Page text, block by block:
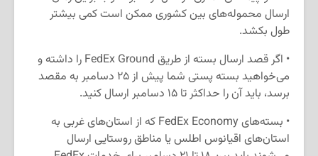
ارسال محموله‌های بین کشوری ممکن است کمی بیشتر
طول بکشد.
• اگر قصد ارسال بسته از طریق FedEx Ground را داشته و
می‌خواهید بسته پستی شما پیش از ۲۵ دسامبر به مقصد
برسد، باید آن را حداکثر تا ۱۵ دسامبر ارسال کنید.
• بسته‌های FedEx Economy که از استان‌های غربی به
استان‌های اقیانوس اطلس یا مناطق روستایی ارسال